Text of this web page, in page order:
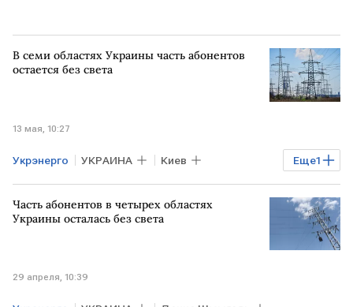
В семи областях Украины часть абонентов
остается без света
13 мая, 10:27
Еще1
Укрэнерго УКРАИНА Киев
Денис Шмыгаль
Часть абонентов в четырех областях
Украины осталась без света
29 апреля, 10:39